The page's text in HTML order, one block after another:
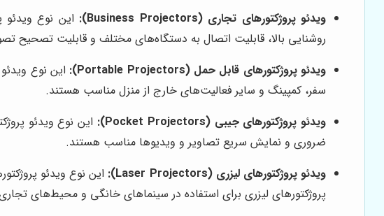
ویدئو پروژکتورهای تجاری (Business Projectors):
این نوع
روشنایی بالا، قابلیت اتصال به دستگاه‌های مختلف و قابلیت تصحیح
ویدئو پروژکتورهای قابل حمل (Portable Projectors):
این نوع
سفر، کمپینگ و سایر فعالیت‌های خارج از منزل مناسب هستند.
ویدئو پروژکتورهای جیبی (Pocket Projectors):
این نوع ویدئو
ضروری و نمایش سریع تصاویر و ویدیوها مناسب هستند.
ویدئو پروژکتورهای لیزری (Laser Projectors):
این نوع ویدئو
پروژکتورهای لیزری برای استفاده در سینماهای خانگی و محیط‌های